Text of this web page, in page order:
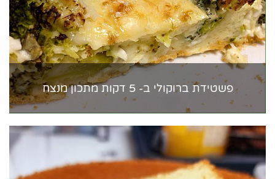
פשטידת ברוקולי ב- 5 דקות מתכון מנצח